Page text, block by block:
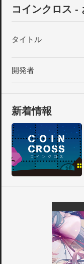
• ビギナー向けの簡
• キッズ向けの簡易
金の足し算の学習が
• この無料アプリに
すが、パズルパック
しむことができます
増える予定です。お
コインクロス -
タイトル
開発者
新着情報